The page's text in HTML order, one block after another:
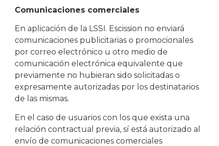
Comunicaciones comerciales
En aplicación de la LSSI. Escission no enviará
comunicaciones publicitarias o promocionales
por correo electrónico u otro medio de
comunicación electrónica equivalente que
previamente no hubieran sido solicitadas o
expresamente autorizadas por los destinatarios
de las mismas.
En el caso de usuarios con los que exista una
relación contractual previa, sí está autorizado al
envío de comunicaciones comerciales